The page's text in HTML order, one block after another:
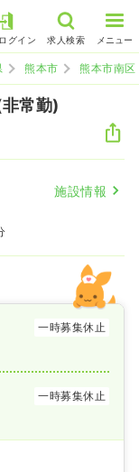
グイン 求人検索 メニュー
熊本市 熊本市南区
常勤)
施設情報
一時募集休止
一時募集休止